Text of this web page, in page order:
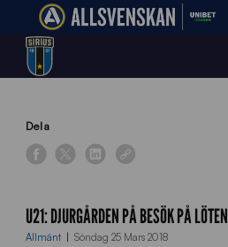
Home»
Dela
U21: DJURGÅRDEN PÅ BESÖK PÅ LÖTEN
Allmänt Söndag 25 Mars 2018